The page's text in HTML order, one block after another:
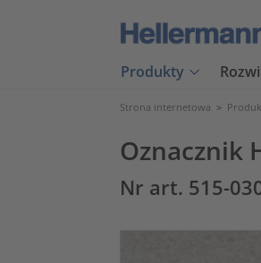
Produkty
Strona internetowa >
Oznacznik
Nr art. 515-